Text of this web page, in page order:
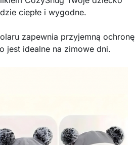
ciepłe i wygodne.
zapewnia przyjemną ochronę
jest idealne na zimowe dni.